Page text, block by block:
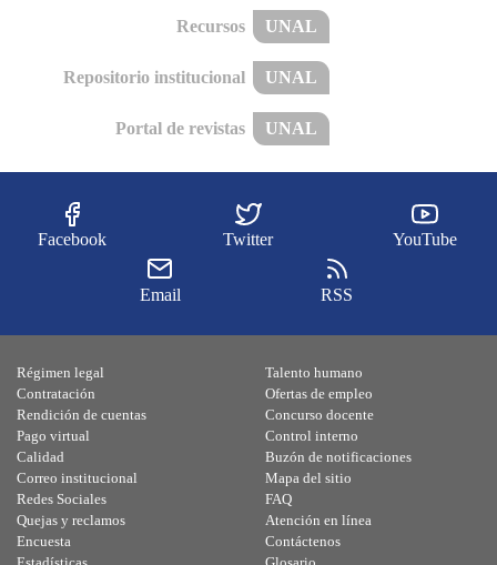
Recursos UNAL
Repositorio institucional UNAL
Portal de revistas UNAL
Facebook Twitter YouTube
Email RSS
Régimen legal
Contratación
Rendición de cuentas
Pago virtual
Calidad
Talento humano
Ofertas de empleo
Concurso docente
Control interno
Buzón de notificaciones
Correo institucional
Redes Sociales
Quejas y reclamos
Encuesta
Mapa del sitio
FAQ
Atención en línea
Contáctenos